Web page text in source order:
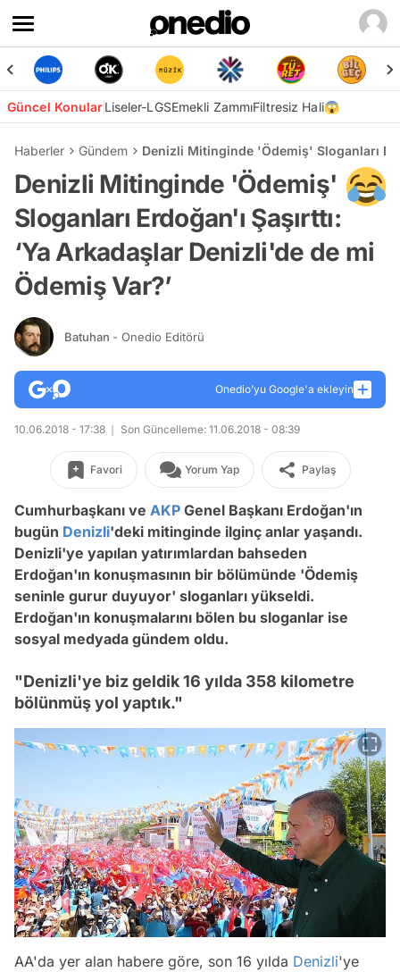
Güncel KonularLiseler-LGSEmekli ZammıFiltresiz Hali😱
Haberler Gündem Denizli Mitinginde 'Ödemiş' Sloganları
Denizli Mitinginde 'Ödemiş'
Sloganları Erdoğan'ı Şaşırttı:
‘Ya Arkadaşlar Denizli'de de mi
Ödemiş Var?’
Batuhan - Onedio Editörü
Onedio’yu Google'a ekleyin
10.06.2018 - 17:38 Son Güncelleme: 11.06.2018 - 08:39
Favori Yorum Yap Paylaş
Cumhurbaşkanı ve AKP Genel Başkanı Erdoğan'ın
bugün Denizli'deki mitinginde ilginç anlar yaşandı.
Denizli'ye yapılan yatırımlardan bahseden
Erdoğan'ın konuşmasının bir bölümünde 'Ödemiş
seninle gurur duyuyor' sloganları yükseldi.
Erdoğan'ın konuşmalarını bölen bu sloganlar ise
sosyal medyada gündem oldu.
"Denizli'ye biz geldik 16 yılda 358 kilometre
bölünmüş yol yaptık."
AA'da yer alan habere göre, son 16 yılda Denizli'ye